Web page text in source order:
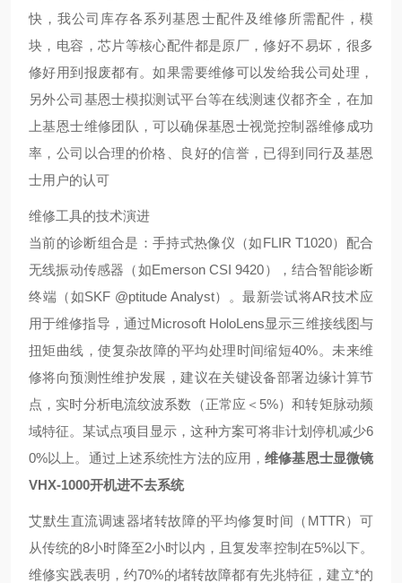
快，我公司库存各系列基恩士配件及维修所需配件，模
块，电容，芯片等核心配件都是原厂，修好不易坏，很多
修好用到报废都有。如果需要维修可以发给我公司处理，
另外公司基恩士模拟测试平台等在线测速仪都齐全，在加
上基恩士维修团队，可以确保基恩士视觉控制器维修成功
率，公司以合理的价格、良好的信誉，已得到同行及基恩
士用户的认可
维修工具的技术演进
当前的诊断组合是：手持式热像仪（如FLIR T1020）配合
无线振动传感器（如Emerson CSI 9420），结合智能诊断
终端（如SKF @ptitude Analyst）。最新尝试将AR技术应
用于维修指导，通过Microsoft HoloLens显示三维接线图与
扭矩曲线，使复杂故障的平均处理时间缩短40%。 未来维
修将向预测性维护发展，建议在关键设备部署边缘计算节
点，实时分析电流纹波系数（正常应＜5%）和转矩脉动频
域特征。某试点项目显示，这种方案可将非计划停机减少6
0%以上。 通过上述系统性方法的应用，维修基恩士显微镜
VHX-1000开机进不去系统
艾默生直流调速器堵转故障的平均修复时间（MTTR）可
从传统的8小时降至2小时以内，且复发率控制在5%以下。
维修实践表明，约70%的堵转故障都有先兆特征，建立*的